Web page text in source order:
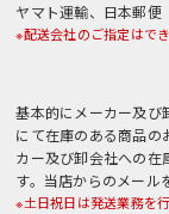
ヤマト運輸、日本郵便
※配送会社のご指定はでき
基本的にメーカー及び
にて在庫のある商品の
カー及び卸会社への在
す。当店からのメール
※土日祝日は発送業務を